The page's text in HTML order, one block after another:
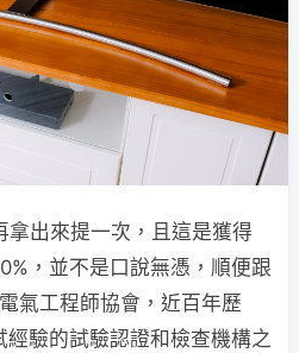
拿出來提一次，且這是獲得
，並不是口說無憑，順便跟
氣工程師協會，近百年歷
驗的試驗認證和檢查機構之